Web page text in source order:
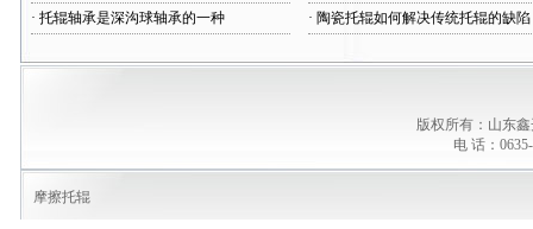
· 托辊轴承是深沟球轴承的一种
· 陶瓷托辊如何解决传统托辊的缺陷
版权所有：山东
电 话：
摩擦托辊